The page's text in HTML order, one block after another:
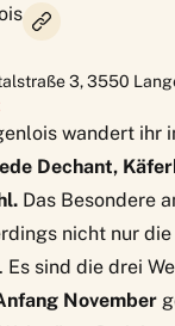
3,3550
wandert ihr
Dechant,
Das Besondere
nicht nur
sind die drei
November